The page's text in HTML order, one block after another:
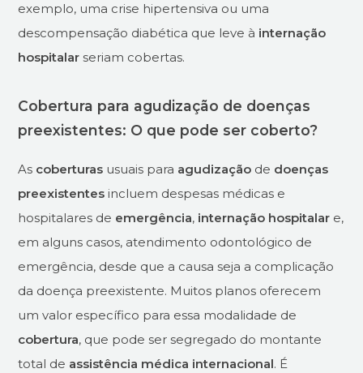
exemplo, uma crise hipertensiva ou uma
descompensação diabética que leve à internação
hospitalar seriam cobertas.
Cobertura para agudização de doenças
preexistentes: O que pode ser coberto?
As coberturas usuais para agudização de doenças
preexistentes incluem despesas médicas e
hospitalares de emergência, internação hospitalar e,
em alguns casos, atendimento odontológico de
emergência, desde que a causa seja a complicação
da doença preexistente. Muitos planos oferecem
um valor específico para essa modalidade de
cobertura, que pode ser segregado do montante
total de assistência médica internacional. É